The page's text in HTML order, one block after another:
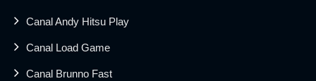
Canal Andy Hitsu Play
Canal Load Game
Canal Brunno Fast